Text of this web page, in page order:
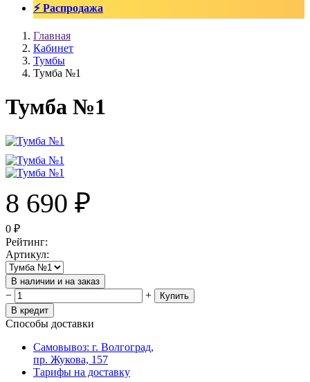
⚡ Распродажа
Главная
Кабинет
Тумбы
Тумба №1
Тумба №1
8 690 ₽
0 ₽
Рейтинг:
Артикул:
В наличии и на заказ
− +
Купить
В кредит
Способы доставки
Самовывоз: г. Волгоград,
пр. Жукова, 157
Тарифы на доставку